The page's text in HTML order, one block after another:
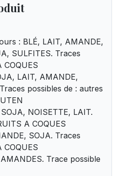
: BLÉ, LAIT, AMANDE,
SULFITES. Traces
COQUES
LAIT, AMANDE,
possibles de : autres
NOISETTE, LAIT.
A COQUES
SOJA. Traces
COQUES
Trace possible